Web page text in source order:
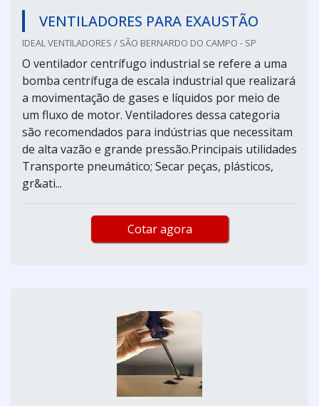
VENTILADORES PARA EXAUSTÃO
IDEAL VENTILADORES / SÃO BERNARDO DO CAMPO - SP
O ventilador centrífugo industrial se refere a uma
bomba centrífuga de escala industrial que realizará
a movimentação de gases e líquidos por meio de
um fluxo de motor. Ventiladores dessa categoria
são recomendados para indústrias que necessitam
de alta vazão e grande pressão.Principais utilidades
Transporte pneumático; Secar peças, plásticos,
gr&ati...
Cotar agora